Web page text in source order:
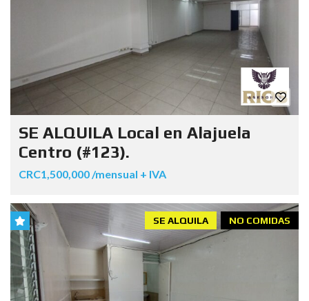
SE ALQUILA Local en Alajuela
Centro (#123).
CRC1,500,000 /mensual + IVA
NO COMIDAS
SE ALQUILA